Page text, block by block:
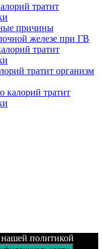
тратит
причины
железе при ГВ
тратит
тратит организм
калорий тратит
нашей политикой